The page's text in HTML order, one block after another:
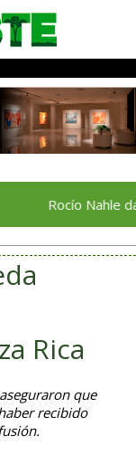
Rocío Nahle da el
Rica
que
recibido